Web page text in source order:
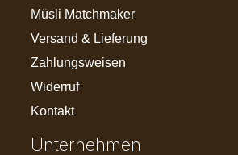
Müsli Matchmaker
Versand & Lieferung
Zahlungsweisen
Widerruf
Kontakt
Unternehmen